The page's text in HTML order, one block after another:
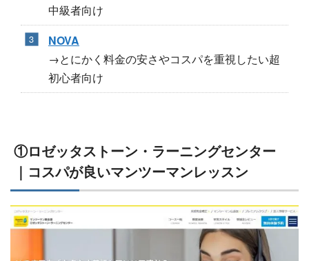
中級者向け
NOVA
→とにかく料金の安さやコスパを重視したい超
初心者向け
①ロゼッタストーン・ラーニングセンター
｜コスパが良いマンツーマンレッスン